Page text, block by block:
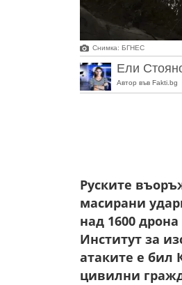
Снимка: БГНЕС
Ели
Автор във Fakti.bg
Руските
масирани
над 1600
Институт за
атаките е бил
цивилни